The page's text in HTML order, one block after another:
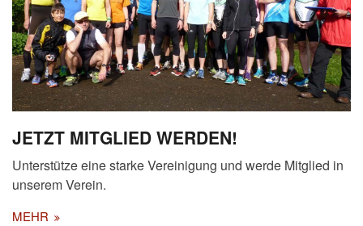
JETZT MITGLIED WERDEN!
Unterstütze eine starke Vereinigung und werde Mitglied in
unserem Verein.
MEHR